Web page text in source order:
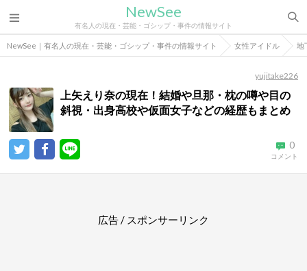
NewSee
有名人の現在・芸能・ゴシップ・事件の情報サイト
NewSee｜有名人の現在・芸能・ゴシップ・事件の情報サイト 女性アイドル 地
yujitake226
上矢えり奈の現在！結婚や旦那・枕の噂や目の
斜視・出身高校や仮面女子などの経歴もまとめ
0
コメント
広告 / スポンサーリンク